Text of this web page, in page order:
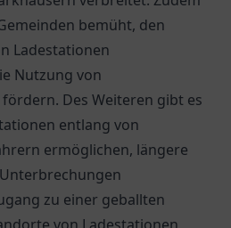
bemüht, den
Ladestationen
Nutzung von
Des Weiteren gibt es
entlang von
ermöglichen, längere
zu einer geballten